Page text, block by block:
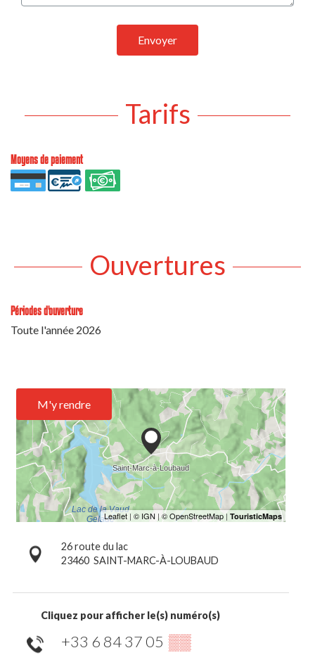
Envoyer
Tarifs
Moyens de paiement
Ouvertures
Périodes d'ouverture
Toute l'année 2026
M'y rendre
26 route du lac
23460 SAINT-MARC-À-LOUBAUD
Cliquez pour afficher le(s) numéro(s)
+33 6 84 37 05 ▒▒